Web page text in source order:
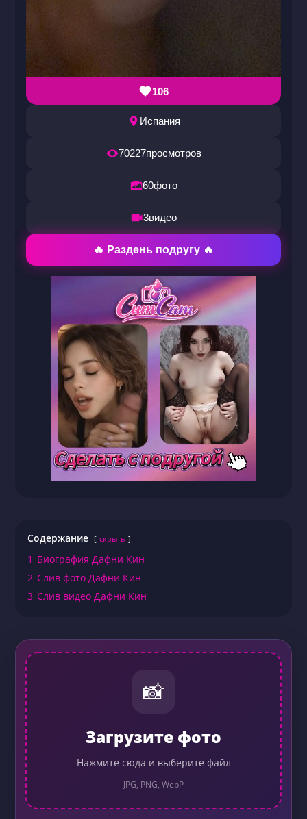
106
Испания
70227просмотров
60фото
3видео
🔥 Раздень подругу 🔥
Содержание скрыть
1 Биография Дафни Кин
2 Слив фото Дафни Кин
3 Слив видео Дафни Кин
📸
Загрузите фото
Нажмите сюда и выберите файл
JPG, PNG, WebP